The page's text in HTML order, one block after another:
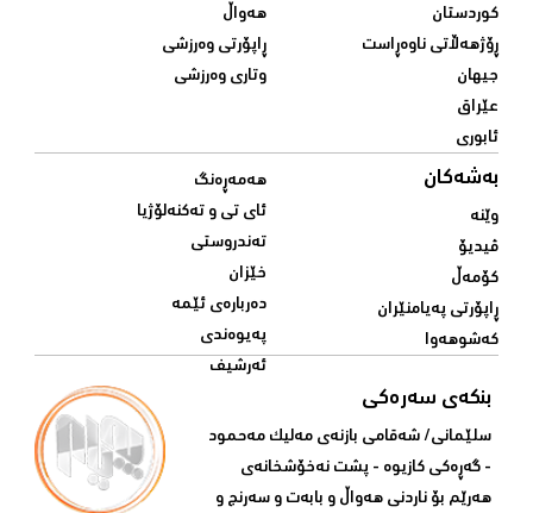
کوردستان
ڕۆژهەڵاتی ناوەڕاست
جیهان
عێراق
ئابوری
هەواڵ
ڕاپۆرتی وەرزشی
وتاری وەرزشی
بەشەکان
وێنە
ڤیدیۆ
کۆمەڵ
ڕاپۆرتی پەیامنێران
کەشوهەوا
هەمەڕەنگ
ئای تی و تەکنەلۆژیا
تەندروستی
خێزان
دەربارەی ئێمە
پەیوەندی
ئەرشیف
بنکەی سەرەکی
سلێمانی/ شه‌قامی بازنه‌ی مه‌لیک مه‌حمود
- گه‌ڕه‌کی کازیوه‌ - پشت نه‌خۆشخانه‌ی‌
هه‌رێم بۆ ناردنی‌ هه‌واڵ و بابه‌ت و سه‌رنج و